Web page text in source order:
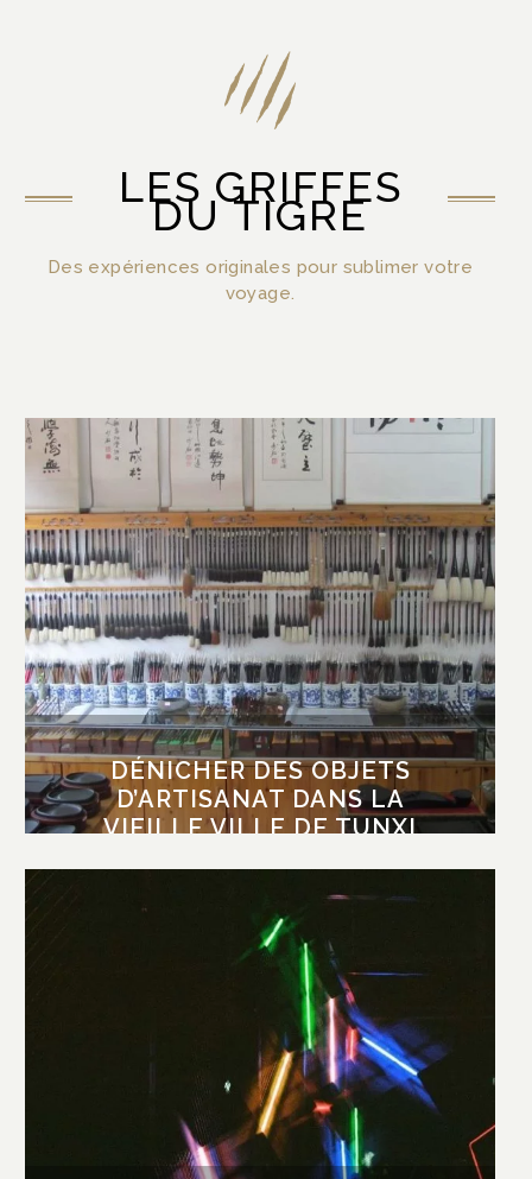
LES GRIFFES
DU TIGRE
Des expériences originales pour sublimer votre
voyage.
DÉNICHER DES OBJETS
D’ARTISANAT DANS LA
VIEILLE VILLE DE TUNXI
DÉNICHER DES OBJETS
D’ARTISANAT DANS LA VIEILLE
VILLE DE TUNXI
Nous avons aimé chiner dans la vieille rue
Laojie, où se trouvent toutes les boutiques qui
regorgent d’objets d’artisanat typiques de
cette province de l’Anhui. Elle conserve son
vieux dallage et ses magnifiques façades
vermeilles sculptées. Ne manquez pas non
plus l’ancienne pharmacie de la ville, et le
vieux pont à six arches datant de l’époque
Ming (XVIIe siècle).
CONTEMPORAIN
Si l’art contemporain vous intéresse, rendez-
vous au Cattle Depot Art Village. Abritant sous
son toit plus d’une vingtaine de groupes d’art,
cet ancien abattoir de style architectural
hollandais fut construit en 1908, avant d’être
transformé par le gouvernement de Hong
Kong en 1999 pour accueillir les artistes. On s’y
balade librement, entre galeries, ateliers et